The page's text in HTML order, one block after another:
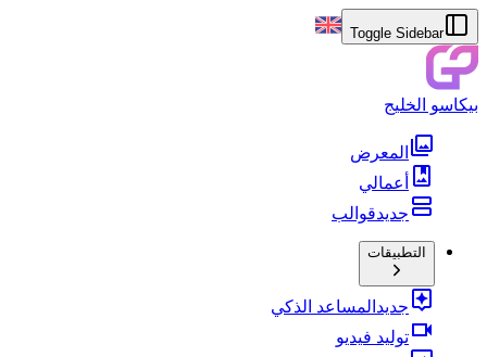
Toggle Sidebar
بيكاسو الخليج
المعرض
أعمالي
جديدقوالب
التطبيقات
جديد المساعد الذكي
توليد فيديو